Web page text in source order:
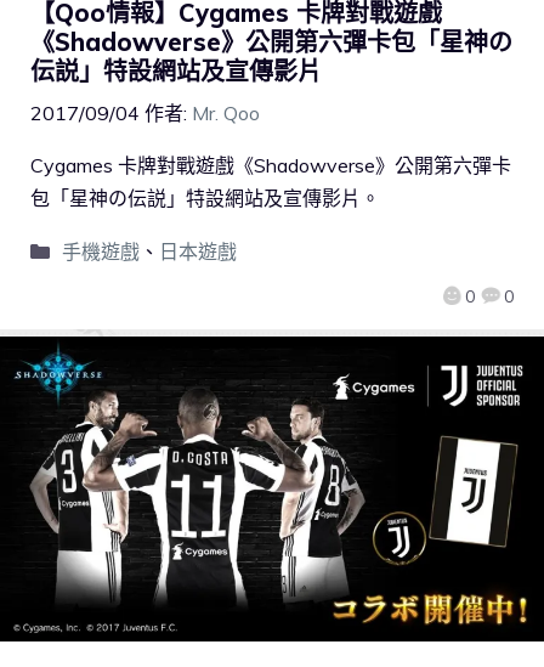
【Qoo情報】Cygames 卡牌對戰遊戲
《Shadowverse》公開第六彈卡包「星神の
伝説」特設網站及宣傳影片
2017/09/04 作者: Mr. Qoo
0 0
Cygames 卡牌對戰遊戲《Shadowverse》公開第六彈卡
包「星神の伝説」特設網站及宣傳影片。
手機遊戲、 日本遊戲